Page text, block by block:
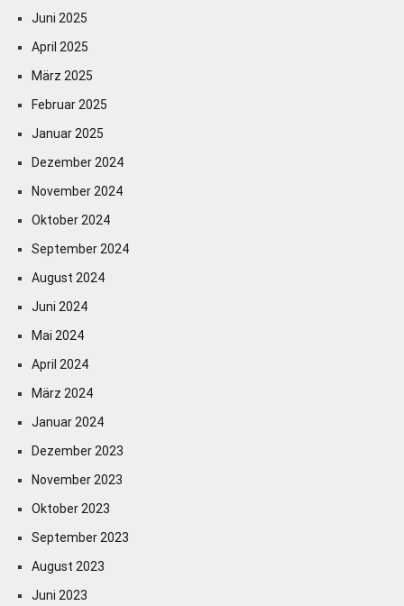
Juni 2025
April 2025
März 2025
Februar 2025
Januar 2025
Dezember 2024
November 2024
Oktober 2024
September 2024
August 2024
Juni 2024
Mai 2024
April 2024
März 2024
Januar 2024
Dezember 2023
November 2023
Oktober 2023
September 2023
August 2023
Juni 2023